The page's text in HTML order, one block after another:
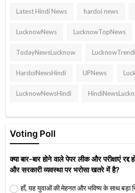
Latest Hindi News hardoi news
LucknowNews LucknowTopNews
TodayNewsLucknow
HardoiNewsHindi UPNews
LucknowNewsHindi
Voting Poll
क्या बार-बार होने वाले पेपर लीक और परीक्षाएं
और सरकारी व्यवस्था पर भरोसा खतरे में है?
हाँ, यह युवाओं की मेहनत और भविष्य के साथ बड़ा